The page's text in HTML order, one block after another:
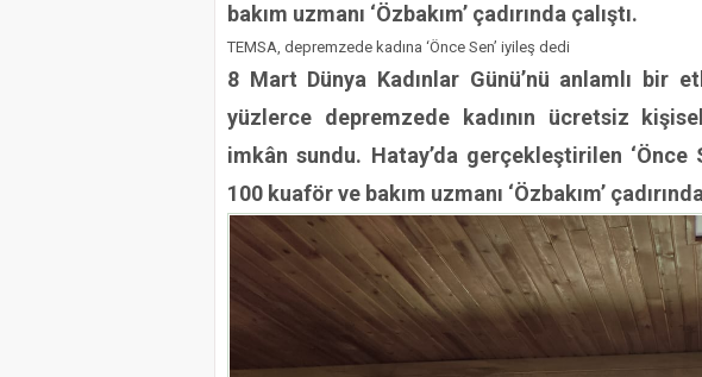
bakım uzmanı ‘Özbakım’ çadırında çalıştı.
TEMSA, depremzede kadına ‘Önce Sen’ iyileş dedi
8 Mart Dünya Kadınlar Günü’nü anlamlı bir
yüzlerce depremzede kadının ücretsiz
imkân sundu. Hatay’da gerçekleştirilen ‘Önce
100 kuaför ve bakım uzmanı ‘Özbakım’